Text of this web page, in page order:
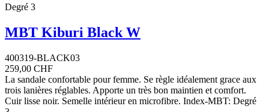
Degré 3
MBT Kiburi Black W
400319-BLACK03
259,00 CHF
La sandale confortable pour femme. Se règle idéalement grace aux
trois lanières réglables. Apporte un très bon maintien et comfort.
Cuir lisse noir. Semelle intérieur en microfibre. Index-MBT: Degré